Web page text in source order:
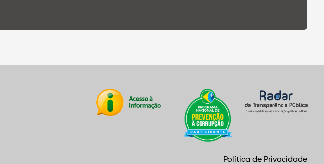
Política de Privacidade